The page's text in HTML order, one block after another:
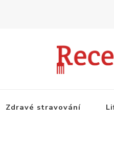
Zdravé stravování